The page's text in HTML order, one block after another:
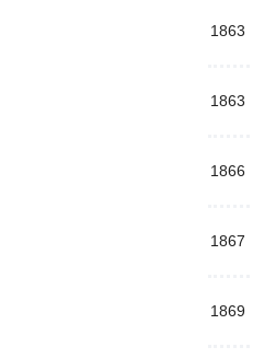
1863
1863
1866
1867
1869